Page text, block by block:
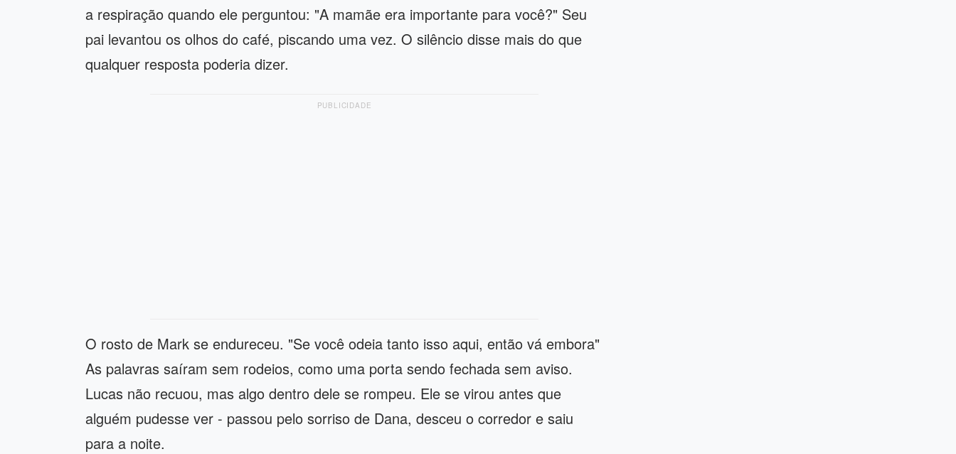
a respiração quando ele perguntou: "A mamãe era importante para você?" Seu
pai levantou os olhos do café, piscando uma vez. O silêncio disse mais do que
qualquer resposta poderia dizer.
PUBLICIDADE
O rosto de Mark se endureceu. "Se você odeia tanto isso aqui, então vá embora"
As palavras saíram sem rodeios, como uma porta sendo fechada sem aviso.
Lucas não recuou, mas algo dentro dele se rompeu. Ele se virou antes que
alguém pudesse ver - passou pelo sorriso de Dana, desceu o corredor e saiu
para a noite.